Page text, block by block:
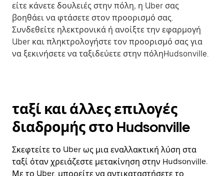
είτε κάνετε δουλειές στην πόλη, η Uber σας
βοηθάει να φτάσετε στον προορισμό σας.
Συνδεθείτε ηλεκτρονικά ή ανοίξτε την εφαρμογή
Uber και πληκτρολογήστε τον προορισμό σας για
να ξεκινήσετε να ταξιδεύετε στην πόληHudsonville.
ταξί και άλλες επιλογές
διαδρομής στο Hudsonville
Σκεφτείτε το Uber ως μια εναλλακτική λύση στα
ταξί όταν χρειάζεστε μετακίνηση στην Hudsonville.
Με το Uber, μπορείτε να αντικαταστήσετε το